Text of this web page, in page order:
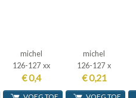
michel
126-127 xx
€ 0,4
michel
126-127 x
€ 0,21